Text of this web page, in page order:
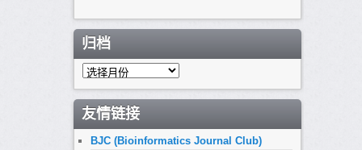
归档
归
友情链接
BJC (Bioinformatics Journal Club)